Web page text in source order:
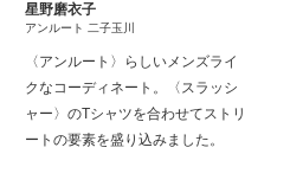
星野磨衣子
アンルート 二子玉川
〈アンルート〉らしいメンズライ
クなコーディネート。〈スラッシ
ャー〉のTシャツを合わせてストリ
ートの要素を盛り込みました。